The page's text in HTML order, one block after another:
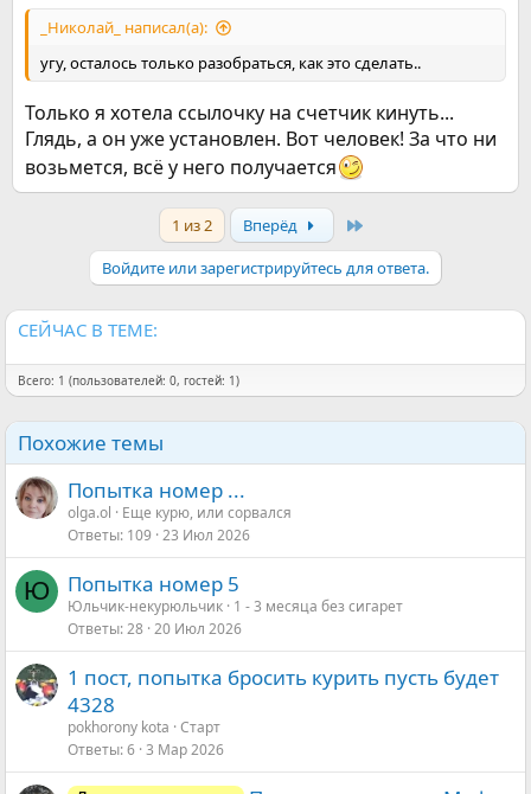
_Николай_ написал(а):
угу, осталось только разобраться, как это сделать..
Только я хотела ссылочку на счетчик кинуть...
Глядь, а он уже установлен. Вот человек! За что ни
возьмется, всё у него получается
1 из 2 Вперёд
Войдите или зарегистрируйтесь для ответа.
СЕЙЧАС В ТЕМЕ:
Всего: 1 (пользователей: 0, гостей: 1)
Похожие темы
Попытка номер ...
olga.ol
Еще курю, или сорвался
Ответы 109 23 Июл 2026
Ю Попытка номер 5
Юльчик-некурюльчик 1 - 3 месяца без сигарет
Ответы 28 20 Июл 2026
1 пост, попытка бросить курить пусть будет
4328
pokhorony kota Старт
Ответы 6 3 Мар 2026